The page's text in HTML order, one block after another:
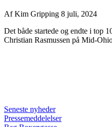
AfKim Gripping 8 juli, 2024
Det både startede og endte i top
Christian Rasmussen på Mid-
Seneste nyheder
Pressemeddelelser